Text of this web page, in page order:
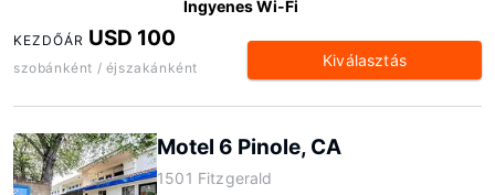
Ingyenes Wi-Fi
KEZDŐÁR USD 100
szobánként / éjszakánként Kiválasztás
Motel 6 Pinole, CA
1501 Fitzgerald